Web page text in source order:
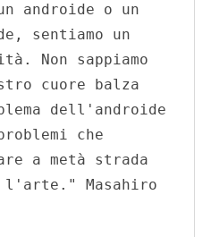
androide o un
sentiamo un
Non sappiamo
cuore balza
dell'androide
che
a metà strada
Masahiro